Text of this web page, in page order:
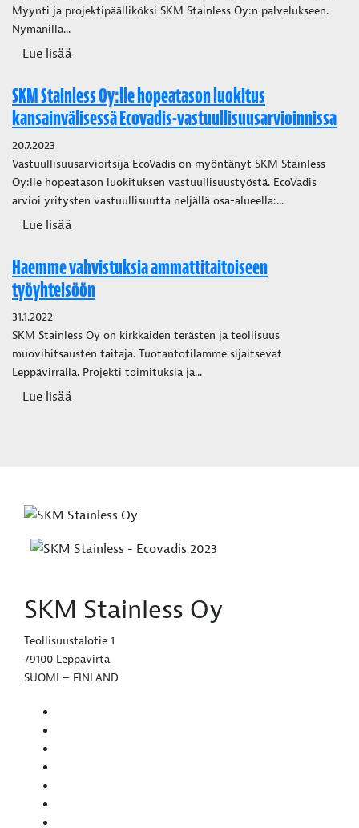
Myynti ja projektipäälliköksi SKM Stainless Oy:n palvelukseen.
Nymanilla...
Lue lisää
SKM Stainless Oy:lle hopeatason luokitus
kansainvälisessä Ecovadis-vastuullisuusarvioinnissa
20.7.2023
Vastuullisuusarvioitsija EcoVadis on myöntänyt SKM Stainless
Oy:lle hopeatason luokituksen vastuullisuustyöstä. EcoVadis
arvioi yritysten vastuullisuutta neljällä osa-alueella:...
Lue lisää
Haemme vahvistuksia ammattitaitoiseen
työyhteisöön
31.1.2022
SKM Stainless Oy on kirkkaiden terästen ja teollisuus
muovihitsausten taitaja. Tuotantotilamme sijaitsevat
Leppävirralla. Projekti toimituksia ja...
Lue lisää
SKM Stainless Oy
Teollisuustalotie 1
79100 Leppävirta
SUOMI – FINLAND